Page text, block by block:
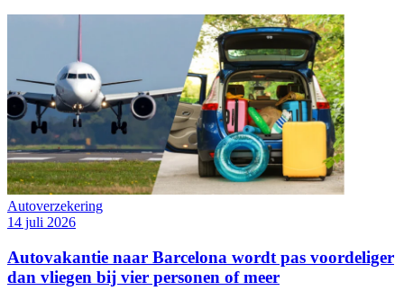
Autoverzekering
14 juli 2026
Autovakantie naar Barcelona wordt pas voordeliger
dan vliegen bij vier personen of meer